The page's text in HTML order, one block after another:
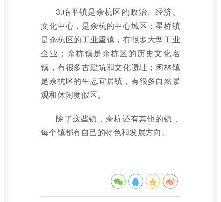
3.临平镇是余杭区的政治、经济、
文化中心，是余杭的中心城区；星桥镇
是余杭区的工业重镇，有很多大型工业
企业；余杭镇是余杭区的历史文化名
镇，有很多古建筑和文化遗址；闲林镇
是余杭区的生态宜居镇，有很多自然景
观和休闲度假区。
除了这些镇，余杭还有其他的镇，
每个镇都有自己的特色和发展方向。